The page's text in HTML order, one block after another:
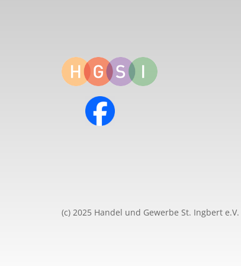
(c) 2025 Handel und Gewerbe St. Ingbert e.V.